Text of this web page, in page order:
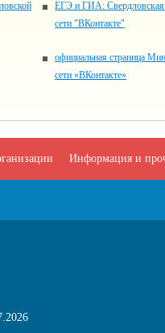
ЕГЭ и ГИА: Свердловская
сети "ВКонтакте"
официальная страница
сети «ВКонтакте»
Информация и